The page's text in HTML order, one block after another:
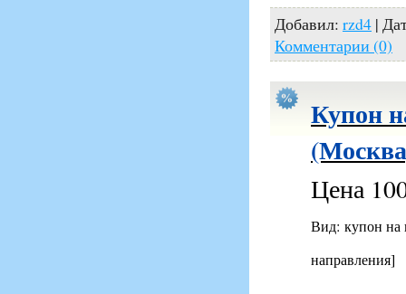
Добавил: rzd4 |
Комментарии (0)
Купон
Цена
Вид: купон
направления]